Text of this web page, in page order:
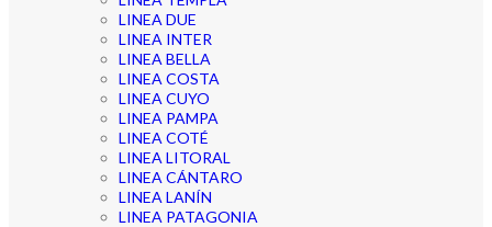
LINEA DUE
LINEA INTER
LINEA BELLA
LINEA COSTA
LINEA CUYO
LINEA PAMPA
LINEA COTÉ
LINEA LITORAL
LINEA CÁNTARO
LINEA LANÍN
LINEA PATAGONIA